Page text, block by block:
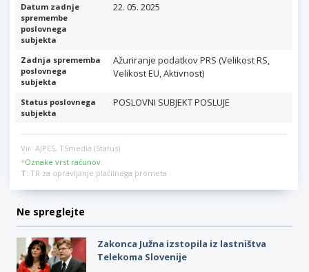
Datum zadnje
spremembe
poslovnega
subjekta
22. 05. 2025
Zadnja sprememba
poslovnega
subjekta
Ažuriranje podatkov PRS (Velikost RS,
Velikost EU, Aktivnost)
Status poslovnega
subjekta
POSLOVNI SUBJEKT POSLUJE
Vir: AJPES, TSmedia (Status)
*Oznake vrst računov:
T: TR za opravljanje plačilnega prometa
Ne spreglejte
Zakonca Južna izstopila iz lastništva
Telekoma Slovenije